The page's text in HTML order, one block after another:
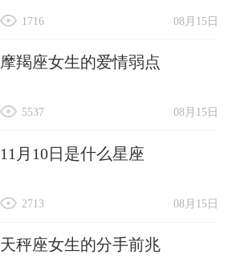
08月15日
1716
摩羯座女生的爱情弱点
08月15日
5537
11月10日是什么星座
08月15日
2713
天秤座女生的分手前兆